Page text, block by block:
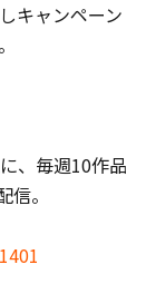
キャンペーン
、毎週10作品
。